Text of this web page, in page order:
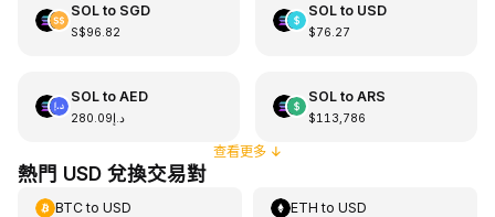
SOLto SGD
S$96.82
SOLto USD
$76.27
SOLto AED
د.إ280.09
SOLto ARS
$113,786
查看更多↓
熱門 USD 兌換交易對
BTCto USD ETH toUSD